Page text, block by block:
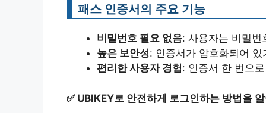
패스 인증서의 주요 기능
비밀번호 필요 없음: 사용자는 비밀번
높은 보안성: 인증서가 암호화되어
편리한 사용자 경험: 인증서 한 번으
✅ UBIKEY로 안전하게 로그인하는 방법을